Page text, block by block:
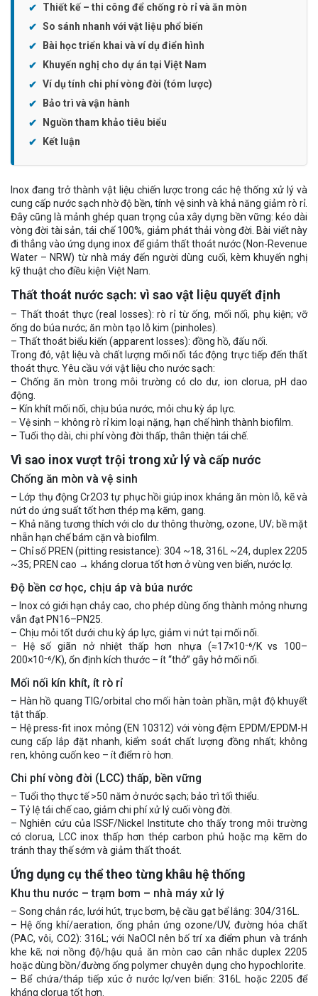
Thiết kế – thi công để chống rò rỉ và ăn mòn
So sánh nhanh với vật liệu phổ biến
Bài học triển khai và ví dụ điển hình
Khuyến nghị cho dự án tại Việt Nam
Ví dụ tính chi phí vòng đời (tóm lược)
Bảo trì và vận hành
Nguồn tham khảo tiêu biểu
Kết luận
Inox đang trở thành vật liệu chiến lược trong các hệ thống xử lý và
cung cấp nước sạch nhờ độ bền, tính vệ sinh và khả năng giảm rò rỉ.
Đây cũng là mảnh ghép quan trọng của xây dựng bền vững: kéo dài
vòng đời tài sản, tái chế 100%, giảm phát thải vòng đời. Bài viết này
đi thẳng vào ứng dụng inox để giảm thất thoát nước (Non-Revenue
Water – NRW) từ nhà máy đến người dùng cuối, kèm khuyến nghị
kỹ thuật cho điều kiện Việt Nam.
Thất thoát nước sạch: vì sao vật liệu quyết định
– Thất thoát thực (real losses): rò rỉ từ ống, mối nối, phụ kiện; vỡ
ống do búa nước; ăn mòn tạo lỗ kim (pinholes).
– Thất thoát biểu kiến (apparent losses): đồng hồ, đấu nối.
Trong đó, vật liệu và chất lượng mối nối tác động trực tiếp đến thất
thoát thực. Yêu cầu với vật liệu cho nước sạch:
– Chống ăn mòn trong môi trường có clo dư, ion clorua, pH dao
động.
– Kín khít mối nối, chịu búa nước, mỏi chu kỳ áp lực.
– Vệ sinh – không rò rỉ kim loại nặng, hạn chế hình thành biofilm.
– Tuổi thọ dài, chi phí vòng đời thấp, thân thiện tái chế.
Vì sao inox vượt trội trong xử lý và cấp nước
Chống ăn mòn và vệ sinh
– Lớp thụ động Cr2O3 tự phục hồi giúp inox kháng ăn mòn lỗ, kẽ và
nứt do ứng suất tốt hơn thép mạ kẽm, gang.
– Khả năng tương thích với clo dư thông thường, ozone, UV; bề mặt
nhẵn hạn chế bám cặn và biofilm.
– Chỉ số PREN (pitting resistance): 304 ~18, 316L ~24, duplex 2205
~35; PREN cao → kháng clorua tốt hơn ở vùng ven biển, nước lợ.
Độ bền cơ học, chịu áp và búa nước
– Inox có giới hạn chảy cao, cho phép dùng ống thành mỏng nhưng
vẫn đạt PN16–PN25.
– Chịu mỏi tốt dưới chu kỳ áp lực, giảm vi nứt tại mối nối.
– Hệ số giãn nở nhiệt thấp hơn nhựa (≈17×10⁻⁶/K vs 100–
200×10⁻⁶/K), ổn định kích thước – ít “thở” gây hở mối nối.
Mối nối kín khít, ít rò rỉ
– Hàn hồ quang TIG/orbital cho mối hàn toàn phần, mật độ khuyết
tật thấp.
– Hệ press-fit inox mỏng (EN 10312) với vòng đệm EPDM/EPDM-H
cung cấp lắp đặt nhanh, kiểm soát chất lượng đồng nhất; không
ren, không cuốn keo – ít điểm rò hơn.
Chi phí vòng đời (LCC) thấp, bền vững
– Tuổi thọ thực tế >50 năm ở nước sạch; bảo trì tối thiểu.
– Tỷ lệ tái chế cao, giảm chi phí xử lý cuối vòng đời.
– Nghiên cứu của ISSF/Nickel Institute cho thấy trong môi trường
có clorua, LCC inox thấp hơn thép carbon phủ hoặc mạ kẽm do
tránh thay thế sớm và giảm thất thoát.
Ứng dụng cụ thể theo từng khâu hệ thống
Khu thu nước – trạm bơm – nhà máy xử lý
– Song chắn rác, lưới hút, trục bơm, bệ cầu gạt bể lắng: 304/316L.
– Hệ ống khí/aeration, ống phản ứng ozone/UV, đường hóa chất
(PAC, vôi, CO2): 316L; với NaOCl nên bố trí xa điểm phun và tránh
khe kẽ; nơi nồng độ/hậu quả ăn mòn cao cân nhắc duplex 2205
hoặc dùng bồn/đường ống polymer chuyên dụng cho hypochlorite.
– Bể chứa/tháp tiếp xúc ở nước lợ/ven biển: 316L hoặc 2205 để
kháng clorua tốt hơn.